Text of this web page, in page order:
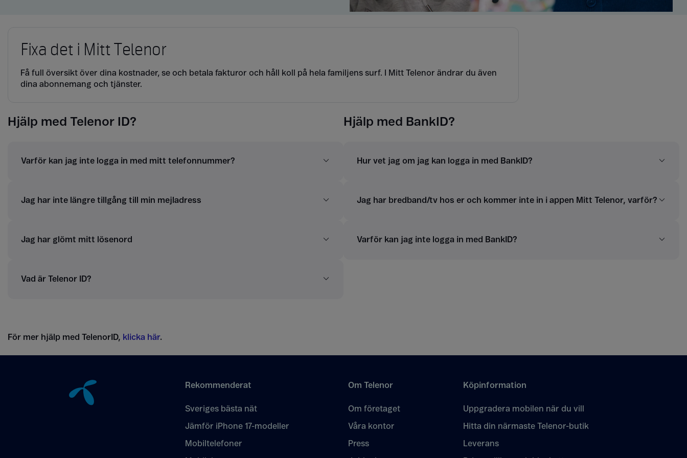
Fixa det i Mitt Telenor
Få full översikt över dina kostnader, se och betala fakturor och håll koll på hela familjens surf. I Mitt Telenor ändrar du även
dina abonnemang och tjänster.
Hjälp med Telenor ID?
Varför kan jag inte logga in med mitt telefonnummer?
Jag har inte längre tillgång till min mejladress
Jag har glömt mitt lösenord
Vad är Telenor ID?
Hjälp med BankID?
Hur vet jag om jag kan logga in med BankID?
Jag har bredband/tv hos er och kommer inte in i appen Mitt Telenor, varför?
Varför kan jag inte logga in med BankID?
För mer hjälp med TelenorID, klicka här.
Rekommenderat
Sveriges bästa nät
Jämför iPhone 17-modeller
Mobiltelefoner
Om Telenor
Om företaget
Våra kontor
Press
Köpinformation
Uppgradera mobilen när du vill
Hitta din närmaste Telenor-butik
Leverans